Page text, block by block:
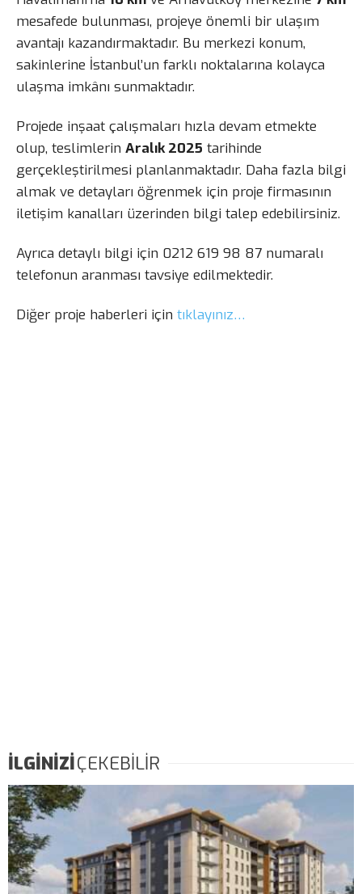
mesafede bulunması, projeye önemli bir ulaşım
avantajı kazandırmaktadır. Bu merkezi konum,
sakinlerine İstanbul’un farklı noktalarına kolayca
ulaşma imkânı sunmaktadır.
Projede inşaat çalışmaları hızla devam etmekte
olup, teslimlerin Aralık 2025 tarihinde
gerçekleştirilmesi planlanmaktadır. Daha fazla bilgi
almak ve detayları öğrenmek için proje firmasının
iletişim kanalları üzerinden bilgi talep edebilirsiniz.
Ayrıca detaylı bilgi için 0212 619 98 87 numaralı
telefonun aranması tavsiye edilmektedir.
Diğer proje haberleri için tıklayınız…
İLGİNİZİÇEKEBİLİR